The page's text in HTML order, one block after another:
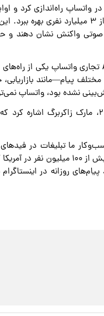
اپلیکیشن معرفی کرد تا از پایگاه
صوتی واکنش نشان دهند و
پیام—مانند
در تماس تلفنی درآمدهای سه‌ماهه اول
ما تبلیغات در
بیش از ۳ میلیارد کاربر فعال
روزانه در